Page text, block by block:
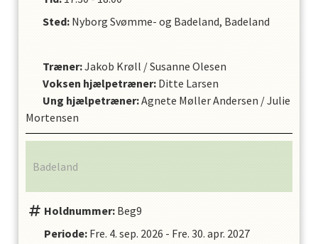
Sted: Nyborg Svømme- og Badeland, Badeland
Træner:Jakob Krøll /Susanne Olesen
Voksen hjælpetræner: Ditte Larsen
Ung hjælpetræner:Agnete Møller Andersen /Julie
Mortensen
Badeland
Holdnummer: Beg9
Periode: Fre. 4. sep. 2026 - Fre. 30. apr. 2027